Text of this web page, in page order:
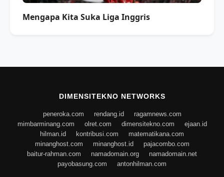
Mengapa Kita Suka Liga Inggris
DIMENSITEKNO NETWORKS
peneroka.com rendang.id
ragamnews.com
mimbarminang.com
olret.com dimensitekno.com
ejaan.id
hilman.id
kontribusi.com
matematikana.com
minanghost.com
minanghost.id
pajacombo.com
baitur-rahman.com
namadomain.org
namadomain.net
payobasung.com
antonhilman.com